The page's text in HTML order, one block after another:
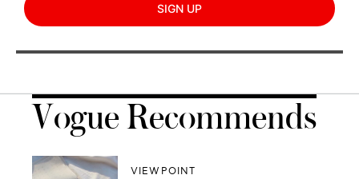
SIGN UP
Vogue Recommends
VIEWPOINT